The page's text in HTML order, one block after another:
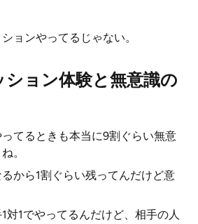
ョンやってるじゃない。
ョン体験と無意識の
てるときも本当に9割ぐらい無意
。
から1割ぐらい残ってんだけど意
対1でやってるんだけど、相手の人